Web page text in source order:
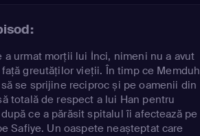
a urmat morții lui İnci, nimeni nu a avut
greutăților vieții. În timp ce Memduh
se sprijine reciproc și pe oamenii din
totală de respect a lui Han pentru
ce a părăsit spitalul îi afectează pe
Safiye. Un oaspete neașteptat care